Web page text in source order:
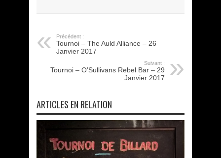
Précédent :
Tournoi – The Auld Alliance – 26
Janvier 2017
Suivant :
Tournoi – O’Sullivans Rebel Bar – 29
Janvier 2017
ARTICLES EN RELATION